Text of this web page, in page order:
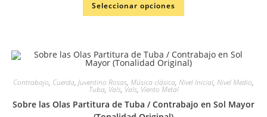
Seleccionar opciones
Contrabajo, Cuerda, Juventino Rosas, Música clásica, Nivel Inicial, Nivel Medio,
Tuba, Vals, Vals, Viento Metal
Sobre las Olas Partitura de Tuba / Contrabajo en Sol Mayor